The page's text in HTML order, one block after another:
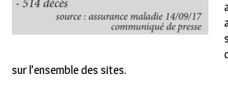
sur l’ensemble des sites.